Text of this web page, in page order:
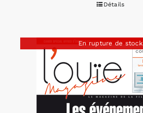
Détails
En rupture de stock